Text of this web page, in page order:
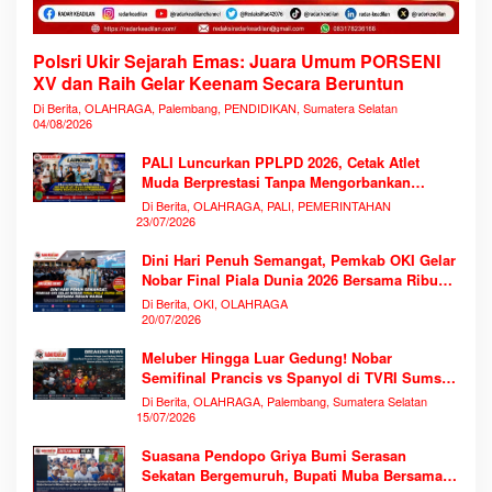
Polsri Ukir Sejarah Emas: Juara Umum PORSENI
XV dan Raih Gelar Keenam Secara Beruntun
Di Berita, OLAHRAGA, Palembang, PENDIDIKAN, Sumatera Selatan
04/08/2026
PALI Luncurkan PPLPD 2026, Cetak Atlet
Muda Berprestasi Tanpa Mengorbankan
Pendidikan
Di Berita, OLAHRAGA, PALI, PEMERINTAHAN
23/07/2026
Dini Hari Penuh Semangat, Pemkab OKI Gelar
Nobar Final Piala Dunia 2026 Bersama Ribuan
Warga
Di Berita, OKI, OLAHRAGA
20/07/2026
Meluber Hingga Luar Gedung! Nobar
Semifinal Prancis vs Spanyol di TVRI Sumsel
Memecahkan Rekor Antusiasme
Di Berita, OLAHRAGA, Palembang, Sumatera Selatan
15/07/2026
Suasana Pendopo Griya Bumi Serasan
Sekatan Bergemuruh, Bupati Muba Bersama